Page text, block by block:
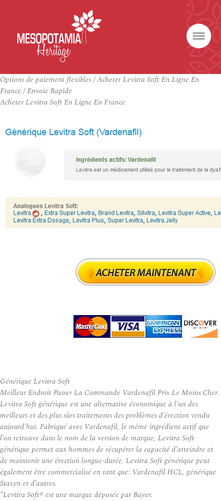
Options de paiement flexibles / Acheter Levitra Soft En Ligne En
France / Envoie Rapide
Acheter Levitra Soft En Ligne En France
Générique Levitra Soft
Meilleur Endroit Passer La Commande Vardenafil Prix Le Moins Cher.
Levitra Soft générique est une alternative économique à l’un des
meilleurs et des plus sûrs traitements des problèmes d’érection vendu
aujourd’hui. Fabriqué avec Vardenafil, le même ingrédient actif que
l’on retrouve dans le nom de la version de marque, Levitra Soft
générique permet aux hommes de récupérer la capacité d’atteindre et
de maintenir une érection longue-durée. Levitra Soft générique peut
également être commercialisé en tant que: Vardenafil HCL, générique
Staxyn et d’autres.
*Levitra Soft® est une marque déposée par Bayer.